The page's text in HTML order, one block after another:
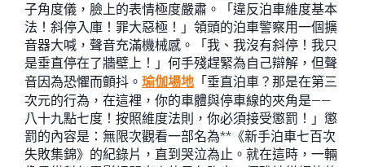
子角度儀，臉上的表情極度嚴肅。「違反泊車維度基本
法！斜停入庫！罪大惡極！」領頭的泊車警察用一個擴
音器大喊，聲音充滿機械感。「我、我沒有斜停！我只
是垂直停在了牆壁上！」何手殘趕緊為自己辯解，但聲
音因為恐懼而顫抖。 瑜伽場地 「垂直泊車？那是在第三
次元的行為，在這裡，你的車體與停車線的夾角是——
八十九點七度！按照維度法則，你必須接受懲罰！」懲
罰的內容是：無限次觀看一部名為**《新手泊車七百次
失敗集錦》的紀錄片，直到哭泣為止。就在這時，一輛